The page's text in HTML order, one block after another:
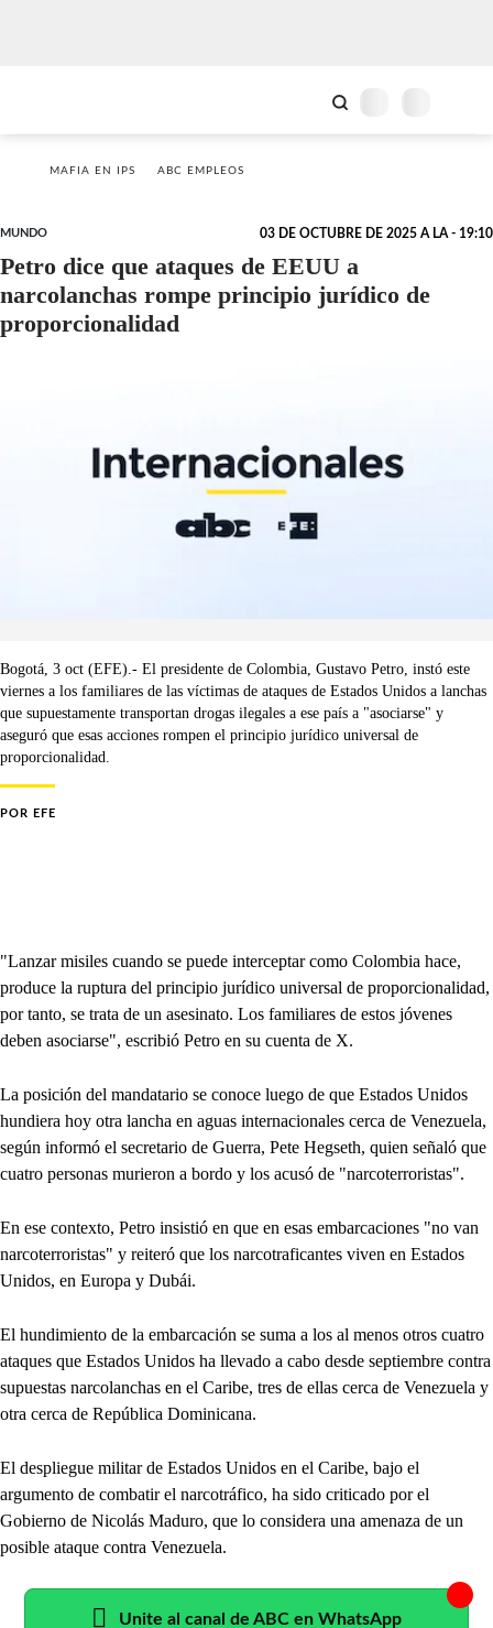
MAFIA EN IPS ABC EMPLEOS
MUNDO 03 DE OCTUBRE DE 2025 A LA - 19:10
Petro dice que ataques de EEUU a
narcolanchas rompe principio jurídico de
proporcionalidad
Bogotá, 3 oct (EFE).- El presidente de Colombia, Gustavo Petro, instó este
viernes a los familiares de las víctimas de ataques de Estados Unidos a lanchas
que supuestamente transportan drogas ilegales a ese país a "asociarse" y
aseguró que esas acciones rompen el principio jurídico universal de
proporcionalidad.
POR EFE
"Lanzar misiles cuando se puede interceptar como Colombia hace,
produce la ruptura del principio jurídico universal de proporcionalidad,
por tanto, se trata de un asesinato. Los familiares de estos jóvenes
deben asociarse", escribió Petro en su cuenta de X.
La posición del mandatario se conoce luego de que Estados Unidos
hundiera hoy otra lancha en aguas internacionales cerca de Venezuela,
según informó el secretario de Guerra, Pete Hegseth, quien señaló que
cuatro personas murieron a bordo y los acusó de "narcoterroristas".
En ese contexto, Petro insistió en que en esas embarcaciones "no van
narcoterroristas" y reiteró que los narcotraficantes viven en Estados
Unidos, en Europa y Dubái.
El hundimiento de la embarcación se suma a los al menos otros cuatro
ataques que Estados Unidos ha llevado a cabo desde septiembre contra
supuestas narcolanchas en el Caribe, tres de ellas cerca de Venezuela y
otra cerca de República Dominicana.
El despliegue militar de Estados Unidos en el Caribe, bajo el
argumento de combatir el narcotráfico, ha sido criticado por el
Gobierno de Nicolás Maduro, que lo considera una amenaza de un
posible ataque contra Venezuela.
Unite al canal de ABC en WhatsApp